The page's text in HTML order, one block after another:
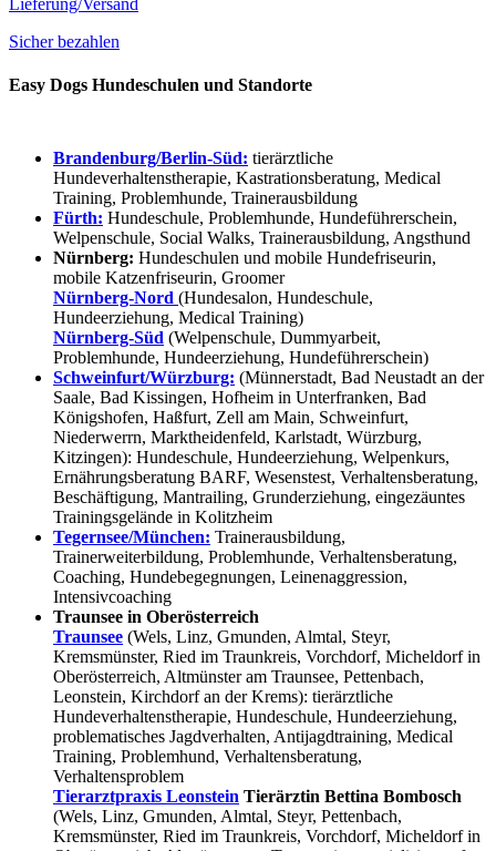
Lieferung/Versand
Sicher bezahlen
Easy Dogs Hundeschulen und Standorte
Brandenburg/Berlin-Süd: tierärztliche
Hundeverhaltenstherapie, Kastrationsberatung, Medical
Training, Problemhunde, Trainerausbildung
Fürth: Hundeschule, Problemhunde, Hundeführerschein,
Welpenschule, Social Walks, Trainerausbildung, Angsthund
Nürnberg: Hundeschulen und mobile Hundefriseurin,
mobile Katzenfriseurin, Groomer
Nürnberg-Nord (Hundesalon, Hundeschule,
Hundeerziehung, Medical Training)
Nürnberg-Süd (Welpenschule, Dummyarbeit,
Problemhunde, Hundeerziehung, Hundeführerschein)
Schweinfurt/Würzburg: (Münnerstadt, Bad Neustadt an der
Saale, Bad Kissingen, Hofheim in Unterfranken, Bad
Königshofen, Haßfurt, Zell am Main, Schweinfurt,
Niederwerrn, Marktheidenfeld, Karlstadt, Würzburg,
Kitzingen): Hundeschule, Hundeerziehung, Welpenkurs,
Ernährungsberatung BARF, Wesenstest, Verhaltensberatung,
Beschäftigung, Mantrailing, Grunderziehung, eingezäuntes
Trainingsgelände in Kolitzheim
Tegernsee/München: Trainerausbildung,
Trainerweiterbildung, Problemhunde, Verhaltensberatung,
Coaching, Hundebegegnungen, Leinenaggression,
Intensivcoaching
Traunsee in Oberösterreich
Traunsee (Wels, Linz, Gmunden, Almtal, Steyr,
Kremsmünster, Ried im Traunkreis, Vorchdorf, Micheldorf in
Oberösterreich, Altmünster am Traunsee, Pettenbach,
Leonstein, Kirchdorf an der Krems): tierärztliche
Hundeverhaltenstherapie, Hundeschule, Hundeerziehung,
problematisches Jagdverhalten, Antijagdtraining, Medical
Training, Problemhund, Verhaltensberatung,
Verhaltensproblem
Tierarztpraxis Leonstein Tierärztin Bettina Bombosch
(Wels, Linz, Gmunden, Almtal, Steyr, Pettenbach,
Kremsmünster, Ried im Traunkreis, Vorchdorf, Micheldorf in